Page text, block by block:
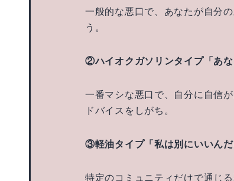
一般的な悪口で、あなたが自分
う。
②ハイオクガソリンタイプ「あな
一番マシな悪口で、自分に自信
ドバイスをしがち。
③軽油タイプ「私は別にいいんだ
特定のコミュニティだけで通じ